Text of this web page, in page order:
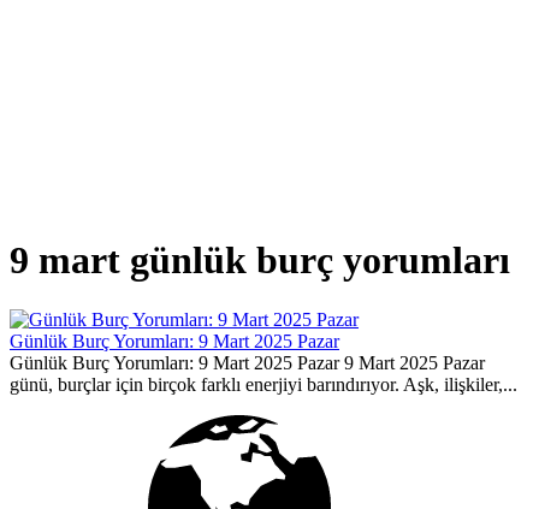
9 mart günlük burç yorumları
Günlük Burç Yorumları: 9 Mart 2025 Pazar
Günlük Burç Yorumları: 9 Mart 2025 Pazar 9 Mart 2025 Pazar
günü, burçlar için birçok farklı enerjiyi barındırıyor. Aşk, ilişkiler,...